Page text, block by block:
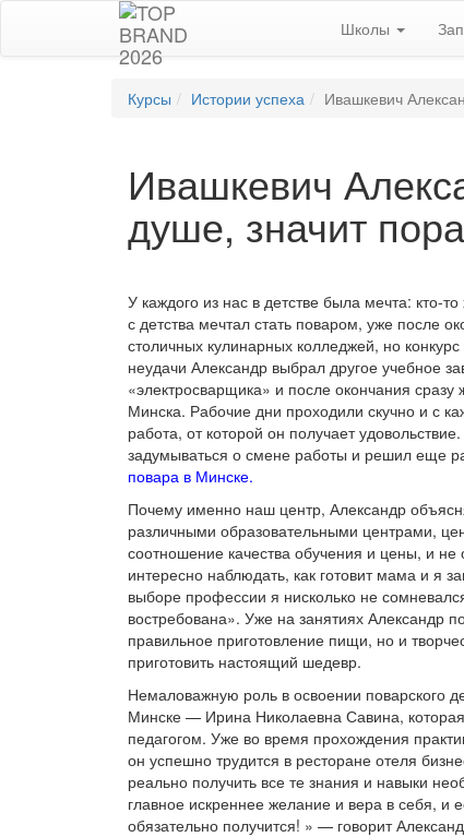
Школы
Курсы Истории успеха Ивашкевич
Ивашкевич
душе, значит
У каждого из нас в детстве была мечта: кто-
с детства мечтал стать поваром, уже после
столичных кулинарных колледжей, но
неудачи Александр выбрал другое учебное
«электросварщика» и после окончания
Минска. Рабочие дни проходили скучно и с
работа, от которой он получает
задумываться о смене работы и решил еще
повара в Минске.
Почему именно наш центр, Александр
различными образовательными центрами,
соотношение качества обучения и цены, и
интересно наблюдать, как готовит мама и я
выборе профессии я нисколько не
востребована». Уже на занятиях Александр
правильное приготовление пищи, но и
приготовить настоящий шедевр.
Немаловажную роль в освоении поварского
Минске — Ирина Николаевна Савина,
педагогом. Уже во время прохождения
он успешно трудится в ресторане отеля
реально получить все те знания и навыки
главное искреннее желание и вера в себя, и
обязательно получится! » — говорит